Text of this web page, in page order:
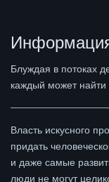
Блуждая в потоках
каждый может
Власть искусного
придать
и даже самые
люди не могут